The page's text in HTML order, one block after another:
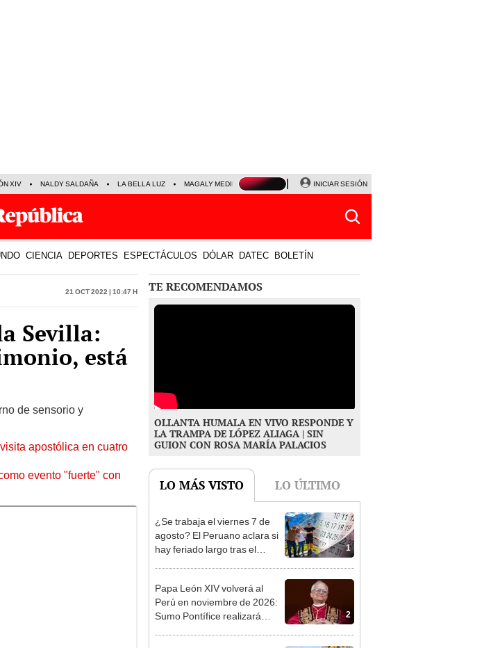
XIV NALDY SALDAÑA LA BELLA LUZ MAGALY MEDINA PRECIO DEL DÓLAR JANET TELLO
INICIAR SESIÓN
CIENCIA DEPORTES ESPECTÁCULOS DÓLAR DATEC BOLETÍN
21 Oct 2022 | 10:47 h
Sevilla:
está
de sensorio y
apostólica en cuatro
evento "fuerte" con
TE RECOMENDAMOS
OLLANTA HUMALA EN VIVO RESPONDE Y
LA TRAMPA DE LÓPEZ ALIAGA | SIN
GUION CON ROSA MARÍA PALACIOS
LO MÁS VISTO LO ÚLTIMO
1
¿Se trabaja el viernes 7 de
agosto? El Peruano aclara si
hay feriado largo tras el
2
Papa León XIV volverá al
Perú en noviembre de 2026:
Sumo Pontífice realizará